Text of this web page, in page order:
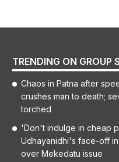
TRENDING ON GROUP
Chaos in Patna after
crushes man to death;
torched
'Don't indulge in cheap
Udhayanidhi's face-off
over Mekedatu issue